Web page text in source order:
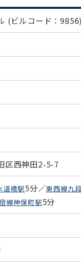
(ビルコード：9856)
区西神田2-5-7
道橋駅5分／東西線九
線神保町駅5分